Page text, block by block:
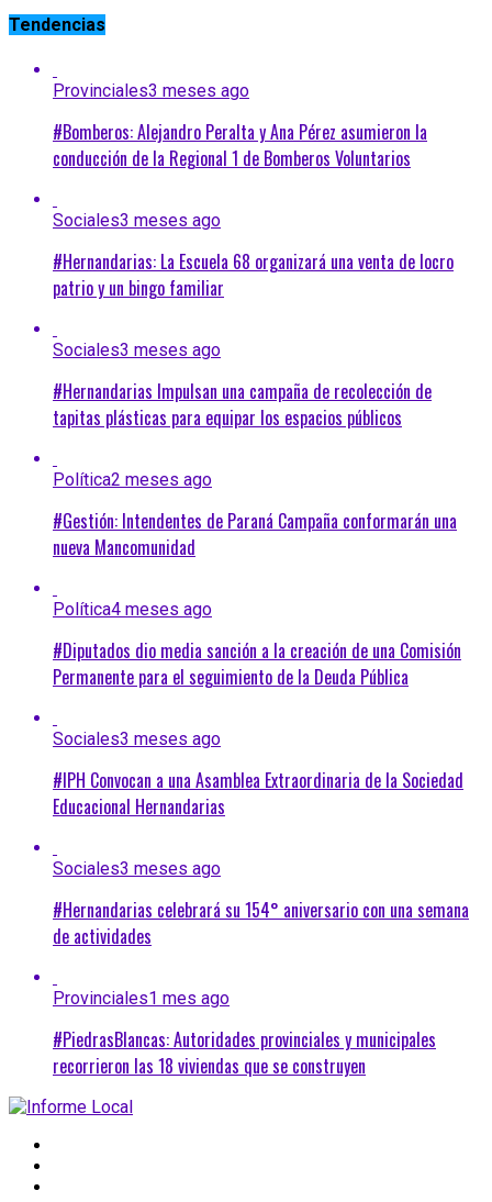
Tendencias
Provinciales3 meses ago
#Bomberos: Alejandro Peralta y Ana Pérez asumieron la
conducción de la Regional 1 de Bomberos Voluntarios
Sociales3 meses ago
#Hernandarias: La Escuela 68 organizará una venta de locro
patrio y un bingo familiar
Sociales3 meses ago
#Hernandarias Impulsan una campaña de recolección de
tapitas plásticas para equipar los espacios públicos
Política2 meses ago
#Gestión: Intendentes de Paraná Campaña conformarán una
nueva Mancomunidad
Política4 meses ago
#Diputados dio media sanción a la creación de una Comisión
Permanente para el seguimiento de la Deuda Pública
Sociales3 meses ago
#IPH Convocan a una Asamblea Extraordinaria de la Sociedad
Educacional Hernandarias
Sociales3 meses ago
#Hernandarias celebrará su 154° aniversario con una semana
de actividades
Provinciales1 mes ago
#PiedrasBlancas: Autoridades provinciales y municipales
recorrieron las 18 viviendas que se construyen